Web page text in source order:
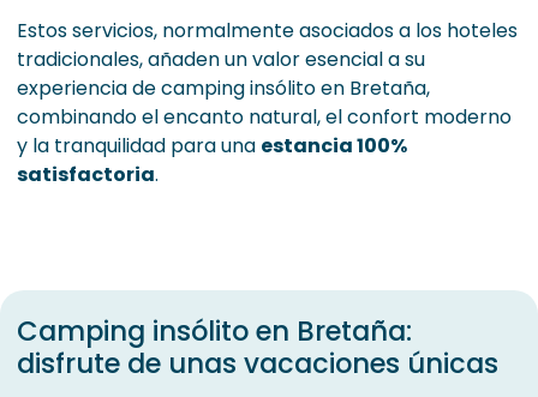
Estos servicios, normalmente asociados a los hoteles
tradicionales, añaden un valor esencial a su
experiencia de camping insólito en Bretaña,
combinando el encanto natural, el confort moderno
y la tranquilidad para una estancia 100%
satisfactoria.
Camping insólito en Bretaña:
disfrute de unas vacaciones únicas